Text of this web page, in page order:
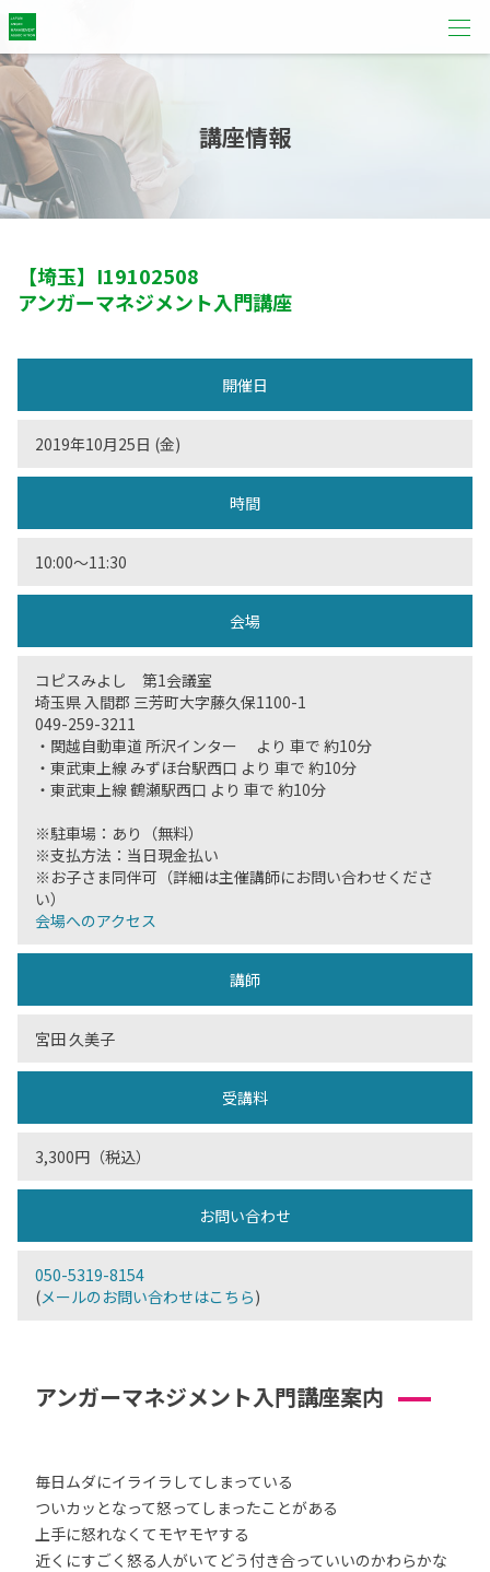
講座情報
【埼玉】 I19102508
アンガーマネジメント入門講座
開催日
2019年10月25日 (金)
時間
10:00〜11:30
会場
コピスみよし 第1会議室
埼玉県 入間郡 三芳町大字藤久保1100-1
049-259-3211
・関越自動車道 所沢インター より 車で 約10分
・東武東上線 みずほ台駅西口 より 車で 約10分
・東武東上線 鶴瀬駅西口 より 車で 約10分
※駐車場：あり（無料）
※支払方法：当日現金払い
※お子さま同伴可（詳細は主催講師にお問い合わせくださ
い）
会場へのアクセス
講師
宮田 久美子
受講料
3,300円（税込）
お問い合わせ
050-5319-8154
(メールのお問い合わせはこちら)
アンガーマネジメント入門講座案内
毎日ムダにイライラしてしまっている
ついカッとなって怒ってしまったことがある
上手に怒れなくてモヤモヤする
近くにすごく怒る人がいてどう付き合っていいのかわらかな